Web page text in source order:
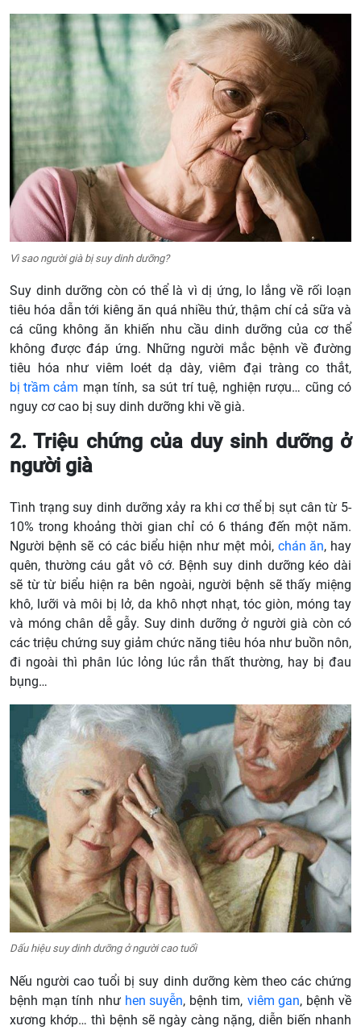
Vì sao người già bị suy dinh dưỡng?
Suy dinh dưỡng còn có thể là vì dị ứng, lo lắng về rối loạn
tiêu hóa dẫn tới kiêng ăn quá nhiều thứ, thậm chí cả sữa và
cá cũng không ăn khiến nhu cầu dinh dưỡng của cơ thể
không được đáp ứng. Những người mắc bệnh về đường
tiêu hóa như viêm loét dạ dày, viêm đại tràng co thắt,
bị trầm cảm mạn tính, sa sút trí tuệ, nghiện rượu… cũng có
nguy cơ cao bị suy dinh dưỡng khi về già.
2. Triệu chứng của duy sinh dưỡng ở
người già
Tình trạng suy dinh dưỡng xảy ra khi cơ thể bị sụt cân từ 5-
10% trong khoảng thời gian chỉ có 6 tháng đến một năm.
Người bệnh sẽ có các biểu hiện như mệt mỏi, chán ăn, hay
quên, thường cáu gắt vô cớ. Bệnh suy dinh dưỡng kéo dài
sẽ từ từ biểu hiện ra bên ngoài, người bệnh sẽ thấy miệng
khô, lưỡi và môi bị lở, da khô nhợt nhạt, tóc giòn, móng tay
và móng chân dễ gẫy. Suy dinh dưỡng ở người già còn có
các triệu chứng suy giảm chức năng tiêu hóa như buồn nôn,
đi ngoài thì phân lúc lỏng lúc rắn thất thường, hay bị đau
bụng…
Dấu hiệu suy dinh dưỡng ở người cao tuổi
Nếu người cao tuổi bị suy dinh dưỡng kèm theo các chứng
bệnh mạn tính như hen suyễn, bệnh tim, viêm gan, bệnh về
xương khớp… thì bệnh sẽ ngày càng nặng, diễn biến nhanh